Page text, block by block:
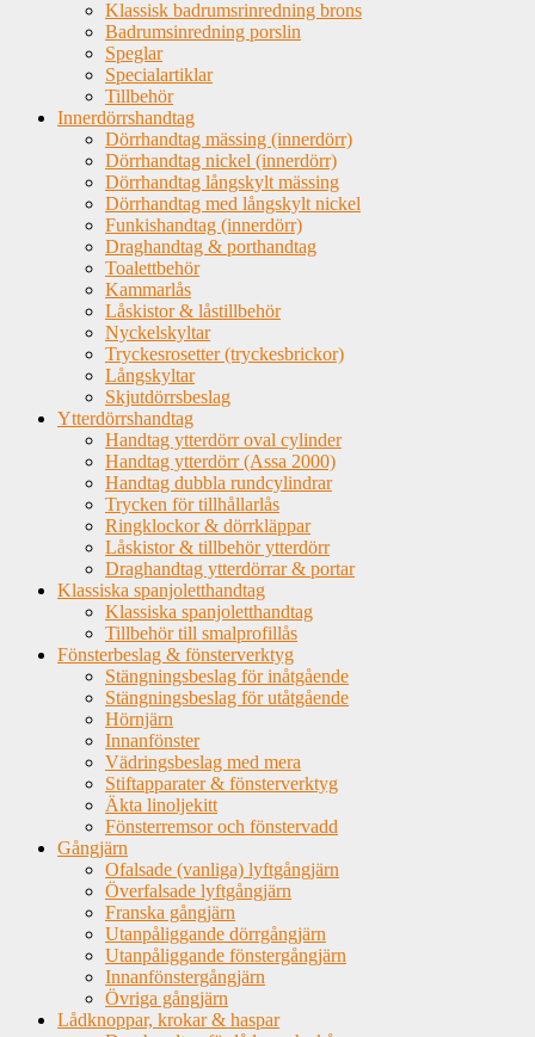
Klassisk badrumsrinredning brons
Badrumsinredning porslin
Speglar
Specialartiklar
Tillbehör
Innerdörrshandtag
Dörrhandtag mässing (innerdörr)
Dörrhandtag nickel (innerdörr)
Dörrhandtag långskylt mässing
Dörrhandtag med långskylt nickel
Funkishandtag (innerdörr)
Draghandtag & porthandtag
Toalettbehör
Kammarlås
Låskistor & låstillbehör
Nyckelskyltar
Tryckesrosetter (tryckesbrickor)
Långskyltar
Skjutdörrsbeslag
Ytterdörrshandtag
Handtag ytterdörr oval cylinder
Handtag ytterdörr (Assa 2000)
Handtag dubbla rundcylindrar
Trycken för tillhållarlås
Ringklockor & dörrkläppar
Låskistor & tillbehör ytterdörr
Draghandtag ytterdörrar & portar
Klassiska spanjoletthandtag
Klassiska spanjoletthandtag
Tillbehör till smalprofillås
Fönsterbeslag & fönsterverktyg
Stängningsbeslag för inåtgående
Stängningsbeslag för utåtgående
Hörnjärn
Innanfönster
Vädringsbeslag med mera
Stiftapparater & fönsterverktyg
Äkta linoljekitt
Fönsterremsor och fönstervadd
Gångjärn
Ofalsade (vanliga) lyftgångjärn
Överfalsade lyftgångjärn
Franska gångjärn
Utanpåliggande dörrgångjärn
Utanpåliggande fönstergångjärn
Innanfönstergångjärn
Övriga gångjärn
Lådknoppar, krokar & haspar